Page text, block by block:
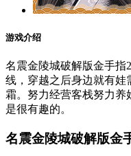
游戏介绍
名震金陵城破解版金手指
线，穿越之后身边就有娃
霜。努力经营客栈努力
是很有趣的。
名震金陵城破解版金